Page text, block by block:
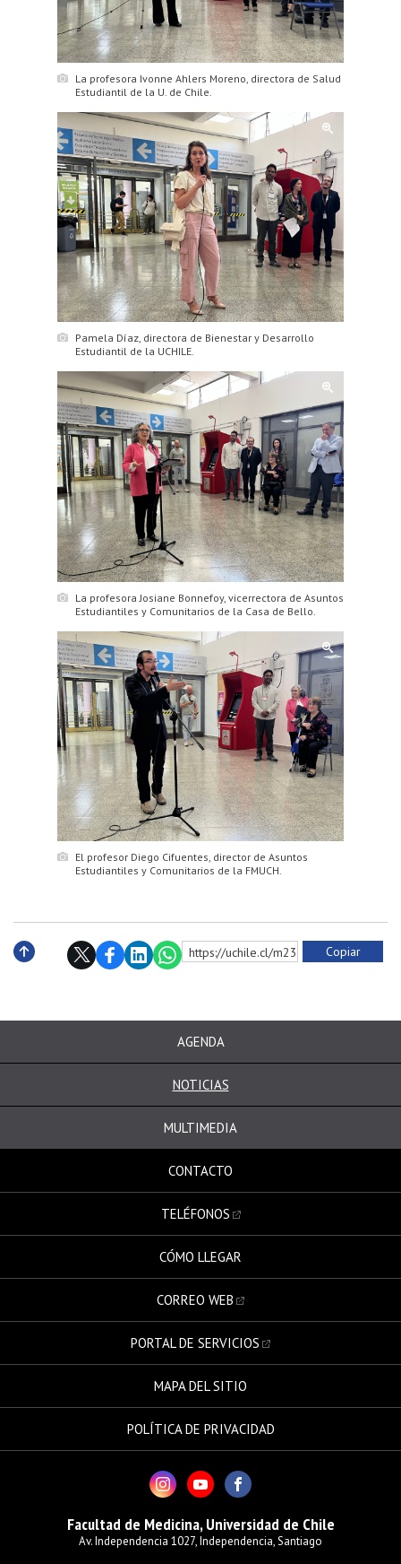
La profesora Ivonne Ahlers Moreno, directora de Salud
Estudiantil de la U. de Chile.
Pamela Díaz, directora de Bienestar y Desarrollo
Estudiantil de la UCHILE.
La profesora Josiane Bonnefoy, vicerrectora de Asuntos
Estudiantiles y Comunitarios de la Casa de Bello.
El profesor Diego Cifuentes, director de Asuntos
Estudiantiles y Comunitarios de la FMUCH.
https://uchile.cl/m234024 Copiar
AGENDA
NOTICIAS
MULTIMEDIA
CONTACTO
TELÉFONOS
CÓMO LLEGAR
CORREO WEB
PORTAL DE SERVICIOS
MAPA DEL SITIO
POLÍTICA DE PRIVACIDAD
Facultad de Medicina, Universidad de Chile
Av. Independencia 1027, Independencia, Santiago